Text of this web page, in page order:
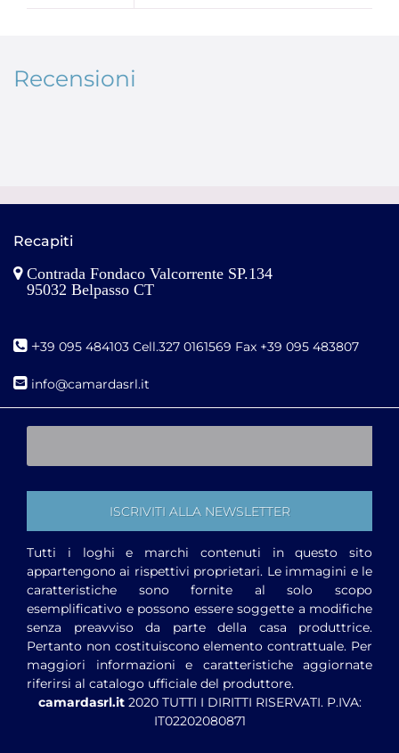
Recensioni
Recapiti
Contrada Fondaco Valcorrente SP.134
95032 Belpasso CT
+39 095 484103 Cell.327 0161569 Fax +39 095 483807
info@camardasrl.it
Tutti i loghi e marchi contenuti in questo sito
appartengono ai rispettivi proprietari. Le immagini e le
caratteristiche sono fornite al solo scopo
esemplificativo e possono essere soggette a modifiche
senza preavviso da parte della casa produttrice.
Pertanto non costituiscono elemento contrattuale. Per
maggiori informazioni e caratteristiche aggiornate
riferirsi al catalogo ufficiale del produttore.
camardasrl.it2020 TUTTI I DIRITTI RISERVATI. P.IVA:
IT02202080871